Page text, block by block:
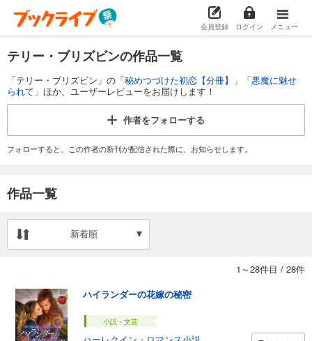
会員登録 ログイン メニュー
テリー・ブリズビンの作品一覧
「テリー・ブリズビン」の「秘めつづけた初恋【分冊】 」「悪魔に魅せ
られて 」ほか、ユーザーレビューをお届けします！
作者をフォローする
フォローすると、この作者の新刊が配信された際に、お知らせします。
作品一覧
新着順
1～28件目 / 28件
ハイランダーの花嫁の秘密
小説・文芸